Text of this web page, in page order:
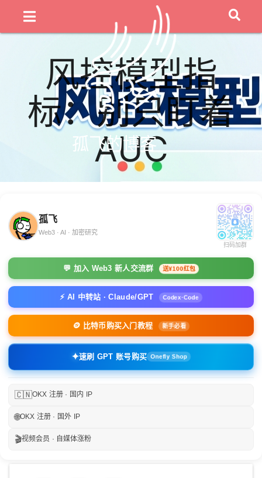
孤飞的博客
风控模型指
标：别只盯着
AUC
孤飞
Web3 · AI · 加密研究
扫码加群
💬 加入 Web3 新人交流群 送¥100红包
⚡ AI 中转站 · Claude/GPT Codex·Code
🪙 比特币购买入门教程 新手必看
✦速刷 GPT 账号购买 Onefly Shop
🇨🇳OKX 注册 · 国内 IP
🌐OKX 注册 · 国外 IP
🎬视频会员 · 自媒体涨粉